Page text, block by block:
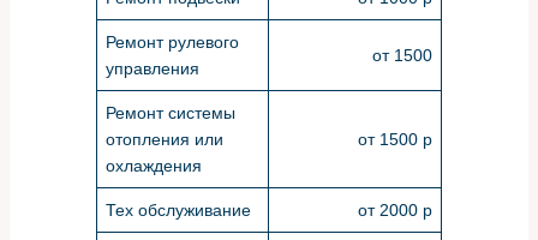
Ремонт рулевого
управления
от 1500
Ремонт системы
отопления или
охлаждения
от 1500 р
Тех обслуживание от 2000 р